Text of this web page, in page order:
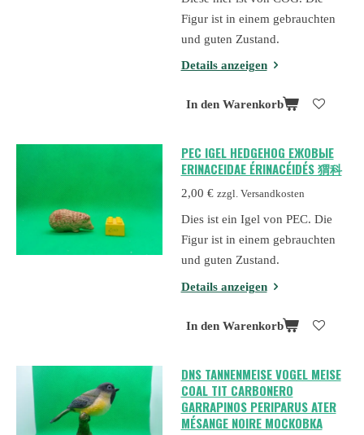
Figur ist in einem gebrauchten
und guten Zustand.
Details anzeigen
In den Warenkorb
PEC IGEL HEDGEHOG ЕЖОВЫЕ
ERINACEIDAE ÉRINACÉIDÉS 猬科
2,00 € zzgl. Versandkosten
Dies ist ein Igel von PEC. Die
Figur ist in einem gebrauchten
und guten Zustand.
Details anzeigen
In den Warenkorb
DNS TANNENMEISE VOGEL MEISE
COAL TIT CARBONERO
GARRAPINOS PERIPARUS ATER
MÉSANGE NOIRE МОСКОВКА